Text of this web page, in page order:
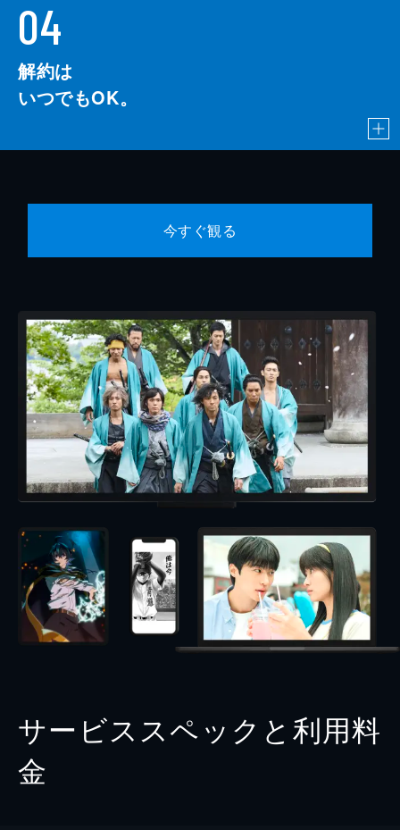
04
解約は
いつでもOK。
今すぐ観る
サービススペックと利用料
金